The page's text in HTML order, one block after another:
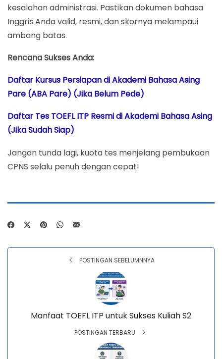
kesalahan administrasi. Pastikan dokumen bahasa
Inggris Anda valid, resmi, dan skornya melampaui
ambang batas.
Rencana Sukses Anda:
Daftar Kursus Persiapan di Akademi Bahasa Asing
Pare (ABA Pare) (Jika Belum Pede)
Daftar Tes TOEFL ITP Resmi di Akademi Bahasa Asing
(Jika Sudah Siap)
Jangan tunda lagi, kuota tes menjelang pembukaan
CPNS selalu penuh dengan cepat!
POSTINGAN SEBELUMNNYA
Manfaat TOEFL ITP untuk Sukses Kuliah S2
POSTINGAN TERBARU